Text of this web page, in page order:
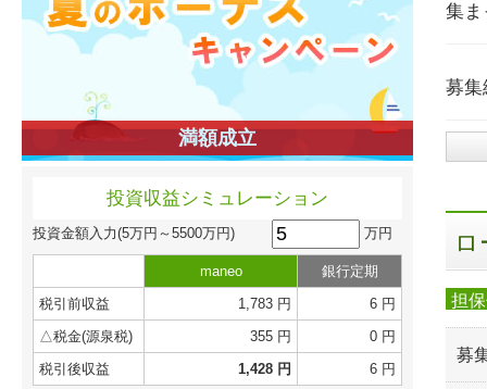
満額成立
投資収益シミュレーション
投資金額入力(5万円～5500万円) 万円
maneo
銀行定期
税引前収益
1,783 円
6 円
△税金(源泉税)
355 円
0 円
税引後収益
1,428 円 6 円
集ま
募集
担
募